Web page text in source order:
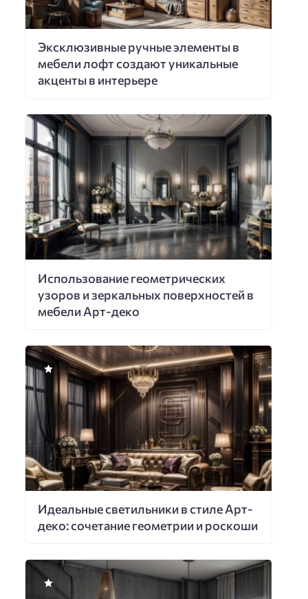
Эксклюзивные ручные элементы в
мебели лофт создают уникальные
акценты в интерьере
Использование геометрических
узоров и зеркальных поверхностей в
мебели Арт-деко
Идеальные светильники в стиле Арт-
деко: сочетание геометрии и роскоши